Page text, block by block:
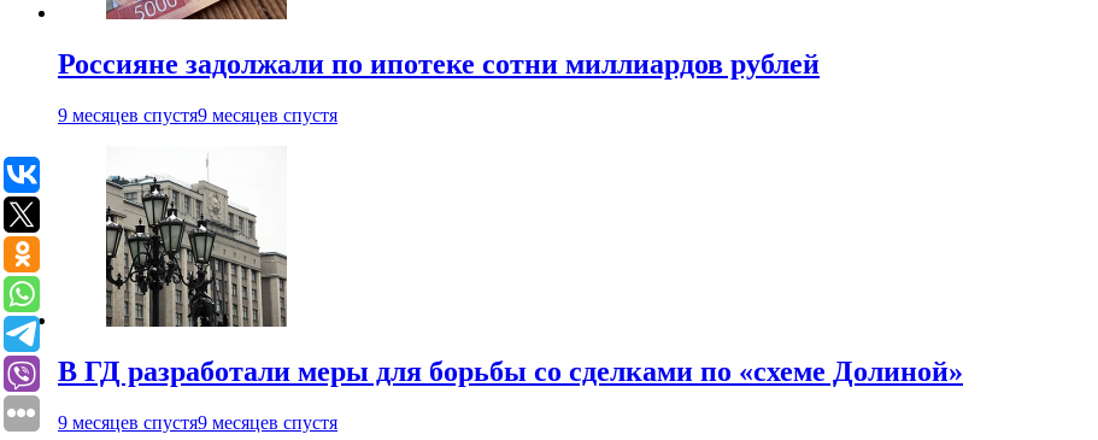
Россияне задолжали по ипотеке сотни миллиардов рублей
9 месяцев спустя9 месяцев спустя
В ГД разработали меры для борьбы со сделками по «схеме Долиной»
9 месяцев спустя9 месяцев спустя